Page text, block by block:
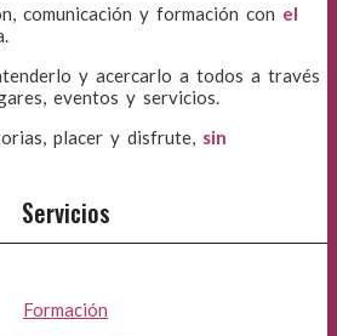
comunicación y formación con el
y acercarlo a todos a través
eventos y servicios.
placer y disfrute, sin
Servicios
Formación